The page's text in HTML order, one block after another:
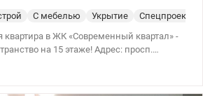
С мебелью Укрытие Спецпроект
квартира в ЖК «Современный квартал» -
на 15 этаже! Адрес: просп.
квартира в одном из самых